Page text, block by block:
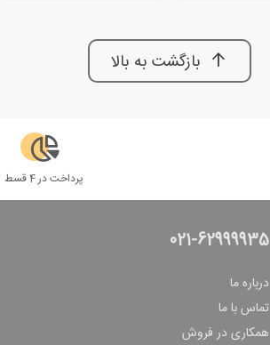
بازگشت به بالا
پرداخت در 4 قسط
021-62999935
درباره ما
تماس با ما
همکاری در فروش